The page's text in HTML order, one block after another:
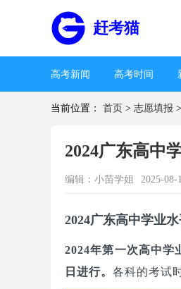
赶考猫
高考新闻 高考时间
业 王牌专业 录取分
考生心理 学习方
当前位置： 首页 > 志愿填报 >
2024广东高中
编辑： 小苗学姐 2025-08-
2024广东高中学业
2024年第一次高中学
日进行。 各科的考试